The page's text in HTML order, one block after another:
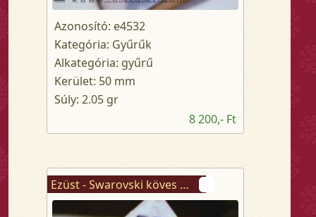
Azonosító: e4532
Kategória: Gyűrűk
Alkategória: gyűrű
Kerület: 50 mm
Súly: 2.05 gr
8 200,- Ft
Ezüst - Swarovski köves gyűrű